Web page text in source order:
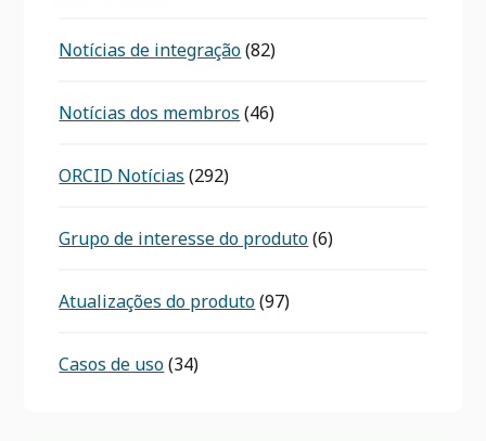
Notícias de integração(82)
Notícias dos membros (46)
ORCID Notícias (292)
Grupo de interesse do produto(6)
Atualizações do produto(97)
Casos de uso(34)